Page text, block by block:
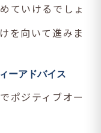
ていけるでしょ
を向いて進みま
ーアドバイス
ポジティブオー